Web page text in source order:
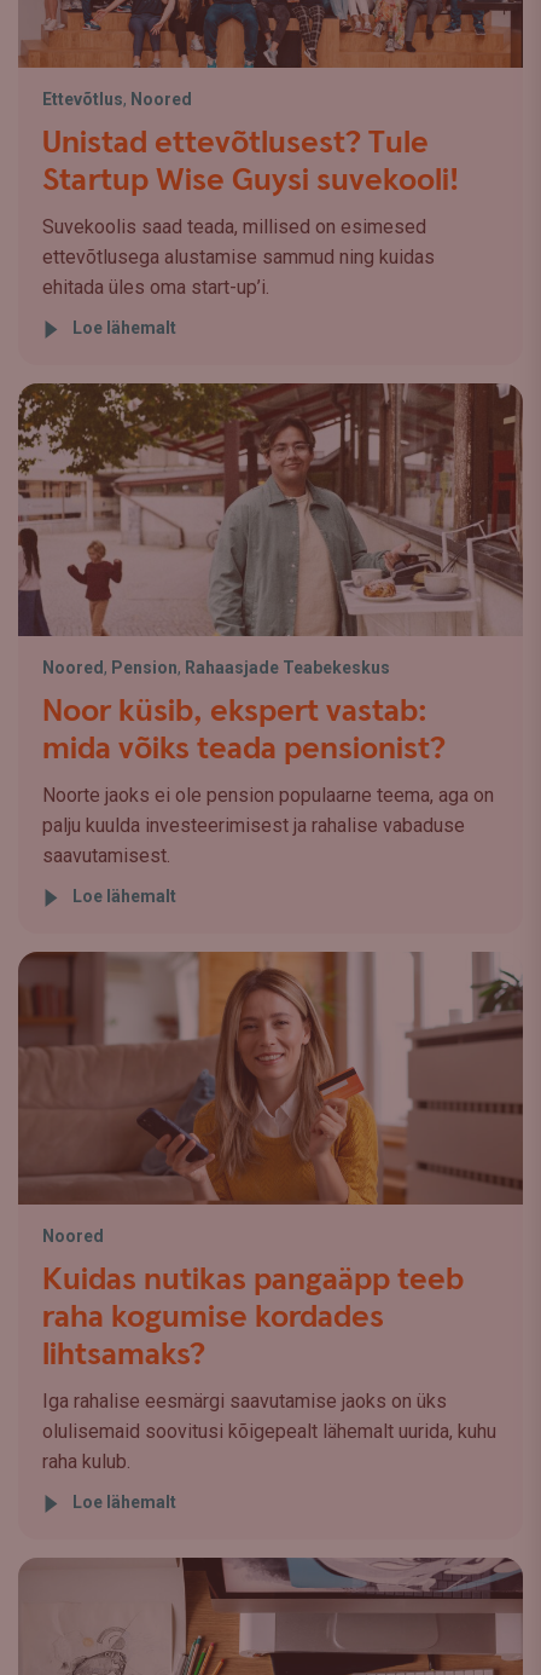
Ettevõtlus, Noored
Unistad ettevõtlusest? Tule
Startup Wise Guysi suvekooli!
Suvekoolis saad teada, millised on esimesed
ettevõtlusega alustamise sammud ning kuidas
ehitada üles oma start-up’i.
Loe lähemalt
Noored , Pension, Rahaasjade Teabekeskus
Noor küsib, ekspert vastab:
mida võiks teada pensionist?
Noorte jaoks ei ole pension populaarne teema, aga on
palju kuulda investeerimisest ja rahalise vabaduse
saavutamisest.
Loe lähemalt
Noored
Kuidas nutikas pangaäpp teeb
raha kogumise kordades
lihtsamaks?
Iga rahalise eesmärgi saavutamise jaoks on üks
olulisemaid soovitusi kõigepealt lähemalt uurida, kuhu
raha kulub.
Loe lähemalt